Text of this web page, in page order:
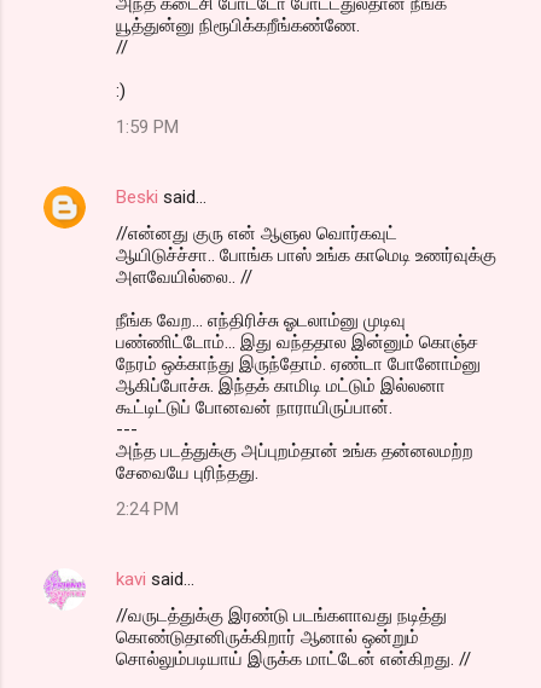
யூத்துன்னு நிரூபிக்கறீங்கண்ணே.
//
:)
1:59 PM
Beski said…
//என்னது குரு என் ஆளுல வொர்கவுட்
ஆயிடுச்ச்சா.. போங்க பாஸ் உங்க காமெடி உணர்வுக்கு
அளவேயில்லை.. //
நீங்க வேற... எந்திரிச்சு ஓடலாம்னு முடிவு
பண்ணிட்டோம்... இது வந்ததால இன்னும் கொஞ்ச
நேரம் ஒக்காந்து இருந்தோம். ஏண்டா போனோம்னு
ஆகிப்போச்சு. இந்தக் காமிடி மட்டும் இல்லனா
கூட்டிட்டுப் போனவன் நாராயிருப்பான்.
---
அந்த படத்துக்கு அப்புறம்தான் உங்க தன்னலமற்ற
சேவையே புரிந்தது.
2:24 PM
kavi said…
//வருடத்துக்கு இரண்டு படங்களாவது நடித்து
கொண்டுதானிருக்கிறார் ஆனால் ஒன்றும்
சொல்லும்படியாய் இருக்க மாட்டேன் என்கிறது. //